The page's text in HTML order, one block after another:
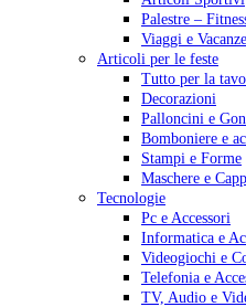
Palestre –
Viaggi e Vacanze
Articoli per le feste
Tutto per la
Decorazioni
Palloncini e
Bomboniere e
Stampi e Forme
Maschere e
Tecnologie
Pc e Accessori
Informatica e
Videogiochi e
Telefonia e
TV, Audio e